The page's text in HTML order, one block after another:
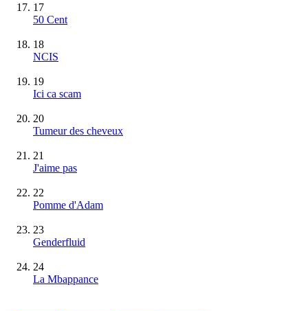
17
50 Cent
18
NCIS
19
Ici ca scam
20
Tumeur des cheveux
21
J'aime pas
22
Pomme d'Adam
23
Genderfluid
24
La Mbappance